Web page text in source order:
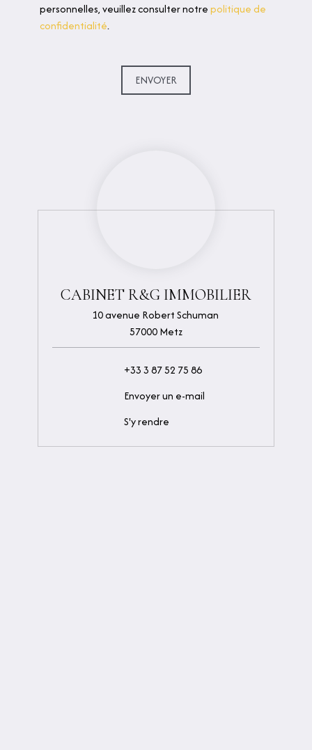
personnelles, veuillez consulter notrepolitique de
confidentialité.
ENVOYER
CABINET R&G IMMOBILIER
10 avenue Robert Schuman
57000 Metz
+33 3 87 52 75 86
Envoyer un e-mail
S'y rendre